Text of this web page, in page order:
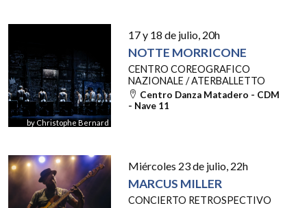
by Christophe Bernard
17 y 18 de julio, 20h
NOTTE MORRICONE
CENTRO COREOGRAFICO
NAZIONALE / ATERBALLETTO
Centro Danza Matadero - CDM
- Nave 11
Miércoles 23 de julio, 22h
MARCUS MILLER
CONCIERTO RETROSPECTIVO